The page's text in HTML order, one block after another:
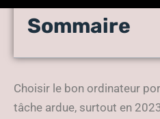
laptop parfait
Sommaire
Choisir le bon ordinateur
tâche ardue, surtout en